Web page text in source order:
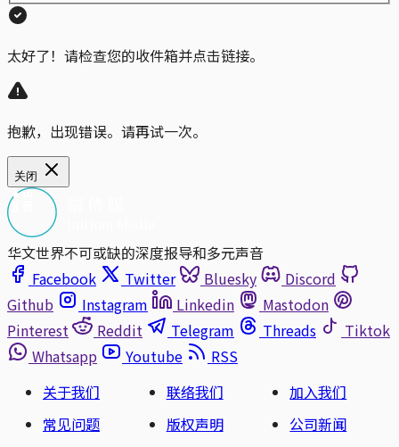
太好了！请检查您的收件箱并点击链接。
抱歉，出现错误。请再试一次。
关闭
华文世界不可或缺的深度报导和多元声音
Facebook
Twitter Bluesky
Discord
Github
Instagram Linkedin
Mastodon
Pinterest
Reddit Telegram Threads
Tiktok
Whatsapp
Youtube
RSS
关于我们
联络我们
加入我们
常见问题
版权声明
公司新闻